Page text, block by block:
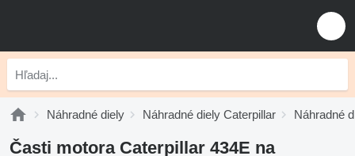
Náhradné diely Náhradné diely Caterpillar Náhradné
Časti motora Caterpillar 434E na